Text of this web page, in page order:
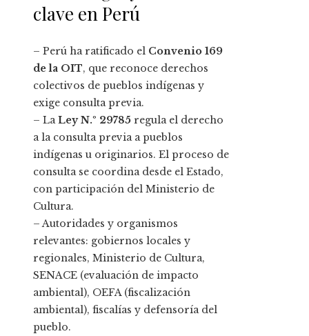
clave en Perú
– Perú ha ratificado el Convenio 169
de la OIT, que reconoce derechos
colectivos de pueblos indígenas y
exige consulta previa.
– LaLey N.º 29785 regula el derecho
a la consulta previa a pueblos
indígenas u originarios. El proceso de
consulta se coordina desde el Estado,
con participación del Ministerio de
Cultura.
– Autoridades y organismos
relevantes: gobiernos locales y
regionales, Ministerio de Cultura,
SENACE (evaluación de impacto
ambiental), OEFA (fiscalización
ambiental), fiscalías y defensoría del
pueblo.